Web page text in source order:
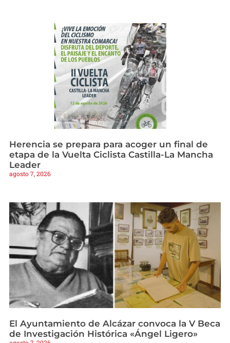
Herencia se prepara para acoger un final de
etapa de la Vuelta Ciclista Castilla-La Mancha
Leader
agosto 7, 2026
El Ayuntamiento de Alcázar convoca la V Beca
de Investigación Histórica «Ángel Ligero»